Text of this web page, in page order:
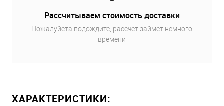
Рассчитываем стоимость доставки
Пожалуйста подождите, рассчет займет немного
времени
ХАРАКТЕРИСТИКИ: